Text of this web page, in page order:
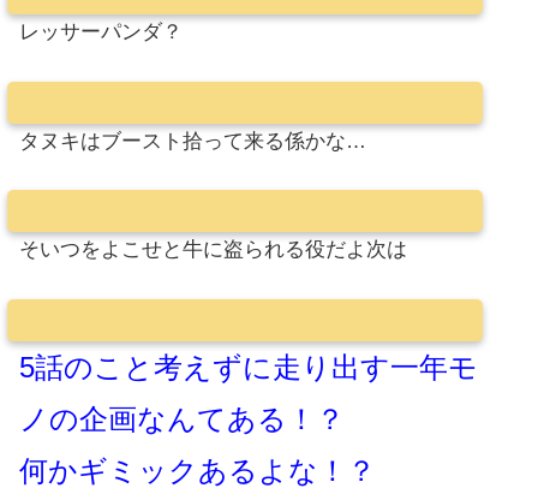
レッサーパンダ？
タヌキはブースト拾って来る係かな…
そいつをよこせと牛に盗られる役だよ次は
5話のこと考えずに走り出す一年モ
ノの企画なんてある！？
何かギミックあるよな！？